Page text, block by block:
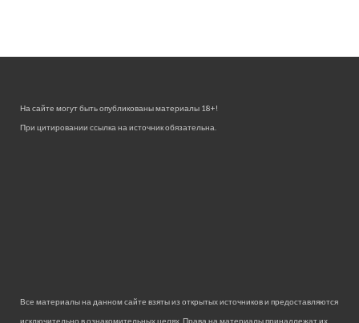
На сайте могут быть опубликованы материалы 18+!
При цитировании ссылка на источник обязательна.
Все материалы на данном сайте взяты из открытых источников и предоставляются
исключительно в ознакомительных целях. Права на материалы принадлежат их